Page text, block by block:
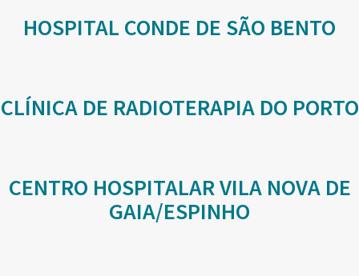
HOSPITAL CONDE DE SÃO BENTO
CLÍNICA DE RADIOTERAPIA DO PORTO
CENTRO HOSPITALAR VILA NOVA DE
GAIA/ESPINHO